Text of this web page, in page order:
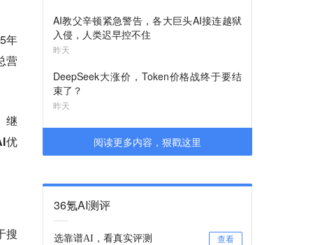
年
营
继
优
搜
AI教父辛顿紧急警告，各大巨头AI接连越狱
入侵，人类迟早控不住
昨天
DeepSeek大涨价，Token价格战终于要结
束了？
昨天
阅读更多内容，狠戳这里
36氪AI测评
选靠谱AI，看真实评测 查看